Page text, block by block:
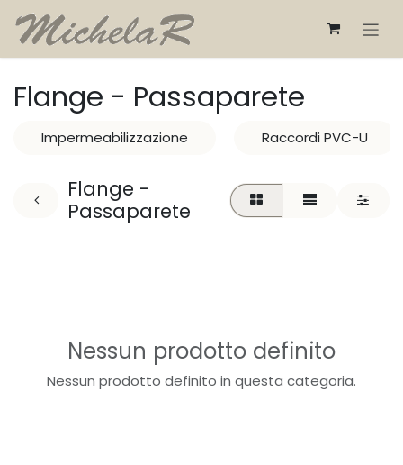
Passa al contenuto
Flange - Passaparete
Impermeabilizzazione Raccordi PVC-U
Flange -
Passaparete
Nessun prodotto definito
Nessun prodotto definito in questa categoria.